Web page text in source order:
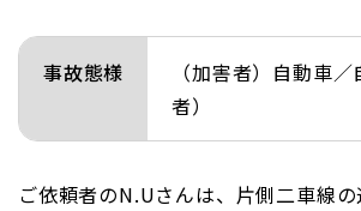
事故態様
（加害者）自動車
者）
ご依頼者のN.Uさんは、片側二車線